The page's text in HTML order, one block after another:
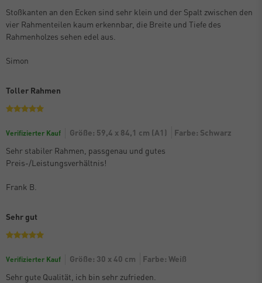
Stoßkanten an den Ecken sind sehr klein und der Spalt zwischen den
vier Rahmenteilen kaum erkennbar, die Breite und Tiefe des
Rahmenholzes sehen edel aus.
Simon
Toller Rahmen
Verifizierter Kauf Größe: 59,4 x 84,1 cm (A1)
Farbe: Schwarz
Sehr stabiler Rahmen, passgenau und gutes
Preis-/Leistungsverhältnis!
Frank B.
Sehr gut
Verifizierter Kauf Größe: 30 x 40 cm
Farbe: Weiß
Sehr gute Qualität, ich bin sehr zufrieden.